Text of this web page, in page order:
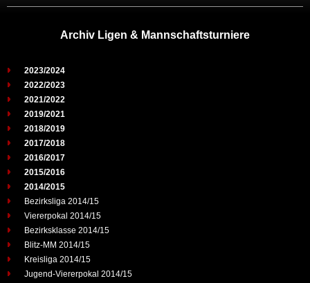
Archiv Ligen & Mannschaftsturniere
2023/2024
2022/2023
2021/2022
2019/2021
2018/2019
2017/2018
2016/2017
2015/2016
2014/2015
Bezirksliga 2014/15
Viererpokal 2014/15
Bezirksklasse 2014/15
Blitz-MM 2014/15
Kreisliga 2014/15
Jugend-Viererpokal 2014/15